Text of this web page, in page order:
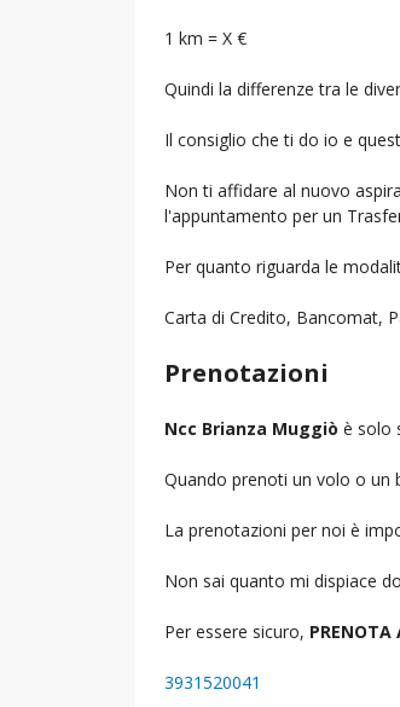
1 km = X €
Quindi la differenze tra le
Il consiglio che ti do io e
Non ti affidare al nuovo
l'appuntamento per un
Per quanto riguarda le
Carta di Credito, Bancomat,
Prenotazioni
Ncc Brianza Muggiò è solo
Quando prenoti un volo o un
La prenotazioni per noi è
Non sai quanto mi dispiace
Per essere sicuro,
3931520041